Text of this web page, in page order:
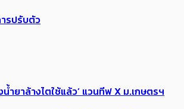
รปรับตัว
น้ำยาล้างไตใช้แล้ว’ แวนทีฟ X ม.เกษตรฯ